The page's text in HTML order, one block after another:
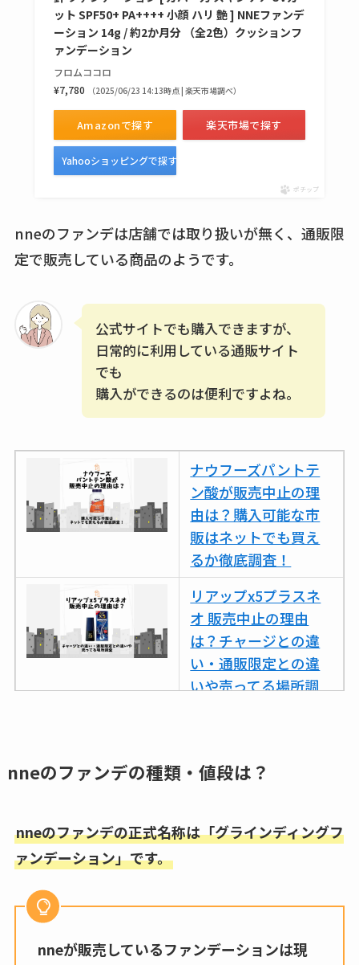
ット SPF50+ PA++++ 小顔 ハリ 艶 ] NNEファンデ
ーション 14g / 約2か月分 （全2色）クッションフ
ァンデーション
フロムココロ
¥7,780
（2025/06/23 14:13時点 | 楽天市場調べ）
Amazonで探す 楽天市場で探す
Yahooショッピングで探す
ポチップ
nneのファンデは店舗では取り扱いが無く、通販限
定で販売している商品のようです。
公式サイトでも購入できますが、
日常的に利用している通販サイト
でも
購入ができるのは便利ですよね。
ナウフーズパントテ
ン酸が販売中止の理
由は？購入可能な市
販はネットでも買え
るか徹底調査！
リアップx5プラスネ
オ 販売中止の理由
は？チャージとの違
い・通販限定との違
いや売ってる場所調
め替えはどこで売っ
通販調査
れの口コミも調査
nneのファンデの種類・値段は？
nneのファンデの正式名称は「グラインディングフ
ァンデーション」です。
nneが販売しているファンデーションは現